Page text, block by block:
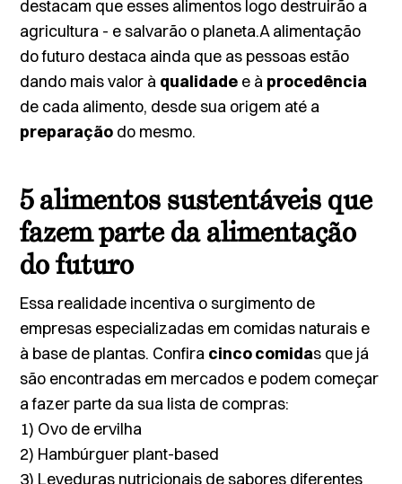
destacam que esses alimentos logo destruirão a
agricultura - e salvarão o planeta.A alimentação
do futuro destaca ainda que as pessoas estão
dando mais valor à qualidade e à procedência
de cada alimento, desde sua origem até a
preparação do mesmo.
5 alimentos sustentáveis que
fazem parte da alimentação
do futuro
Essa realidade incentiva o surgimento de
empresas especializadas em comidas naturais e
à base de plantas. Confira cinco comidas que já
são encontradas em mercados e podem começar
a fazer parte da sua lista de compras:
1) Ovo de ervilha
2) Hambúrguer plant-based
3) Leveduras nutricionais de sabores diferentes